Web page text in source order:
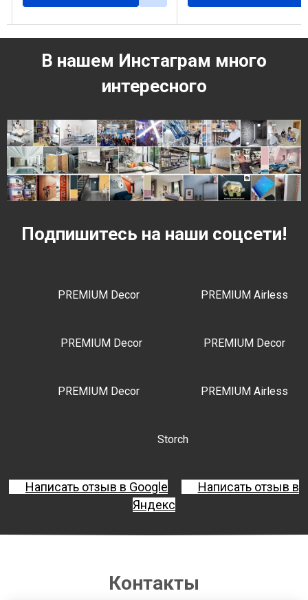
В нашем Инстаграм много
интересного
Подпишитесь на наши соцсети!
PREMIUM Decor PREMIUM Airless
PREMIUM Decor PREMIUM Decor
PREMIUM Decor PREMIUM Airless
Storch
Написать отзыв в Google
Написать отзыв в
Яндекс
Контакты